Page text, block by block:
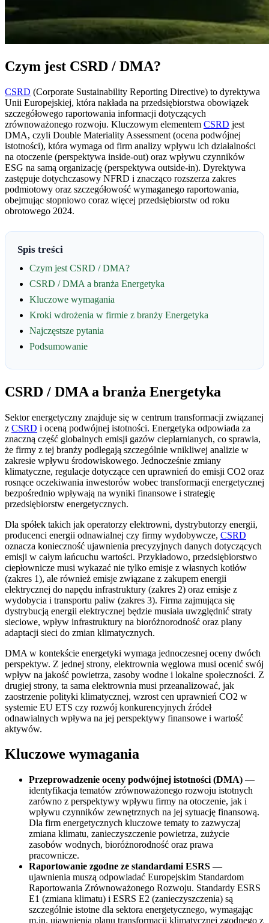
Czym jest CSRD / DMA?
CSRD (Corporate Sustainability Reporting Directive) to dyrektywa
Unii Europejskiej, która nakłada na przedsiębiorstwa obowiązek
szczegółowego raportowania informacji dotyczących
zrównoważonego rozwoju. Kluczowym elementem CSRD jest
DMA, czyli Double Materiality Assessment (ocena podwójnej
istotności), która wymaga od firm analizy wpływu ich działalności
na otoczenie (perspektywa inside-out) oraz wpływu czynników
ESG na samą organizację (perspektywa outside-in). Dyrektywa
zastępuje dotychczasowy NFRD i znacząco rozszerza zakres
podmiotowy oraz szczegółowość wymaganego raportowania,
obejmując stopniowo coraz więcej przedsiębiorstw od roku
obrotowego 2024.
Spis treści
Czym jest CSRD / DMA?
CSRD / DMA a branża Energetyka
Kluczowe wymagania
Kroki wdrożenia w firmie z branży Energetyka
Najczęstsze pytania
Podsumowanie
CSRD / DMA a branża Energetyka
Sektor energetyczny znajduje się w centrum transformacji związanej
z CSRD i oceną podwójnej istotności. Energetyka odpowiada za
znaczną część globalnych emisji gazów cieplarnianych, co sprawia,
że firmy z tej branży podlegają szczególnie wnikliwej analizie w
zakresie wpływu środowiskowego. Jednocześnie zmiany
klimatyczne, regulacje dotyczące cen uprawnień do emisji CO2 oraz
rosnące oczekiwania inwestorów wobec transformacji energetycznej
bezpośrednio wpływają na wyniki finansowe i strategię
przedsiębiorstw energetycznych.
Dla spółek takich jak operatorzy elektrowni, dystrybutorzy energii,
producenci energii odnawialnej czy firmy wydobywcze, CSRD
oznacza konieczność ujawnienia precyzyjnych danych dotyczących
emisji w całym łańcuchu wartości. Przykładowo, przedsiębiorstwo
ciepłownicze musi wykazać nie tylko emisje z własnych kotłów
(zakres 1), ale również emisje związane z zakupem energii
elektrycznej do napędu infrastruktury (zakres 2) oraz emisje z
wydobycia i transportu paliw (zakres 3). Firma zajmująca się
dystrybucją energii elektrycznej będzie musiała uwzględnić straty
sieciowe, wpływ infrastruktury na bioróżnorodność oraz plany
adaptacji sieci do zmian klimatycznych.
DMA w kontekście energetyki wymaga jednoczesnej oceny dwóch
perspektyw. Z jednej strony, elektrownia węglowa musi ocenić swój
wpływ na jakość powietrza, zasoby wodne i lokalne społeczności. Z
drugiej strony, ta sama elektrownia musi przeanalizować, jak
zaostrzenie polityki klimatycznej, wzrost cen uprawnień CO2 w
systemie EU ETS czy rozwój konkurencyjnych źródeł
odnawialnych wpływa na jej perspektywy finansowe i wartość
aktywów.
Kluczowe wymagania
Przeprowadzenie oceny podwójnej istotności (DMA) —
identyfikacja tematów zrównoważonego rozwoju istotnych
zarówno z perspektywy wpływu firmy na otoczenie, jak i
wpływu czynników zewnętrznych na jej sytuację finansową.
Dla firm energetycznych kluczowe tematy to zazwyczaj
zmiana klimatu, zanieczyszczenie powietrza, zużycie
zasobów wodnych, bioróżnorodność oraz prawa
pracownicze.
Raportowanie zgodne ze standardami ESRS —
ujawnienia muszą odpowiadać Europejskim Standardom
Raportowania Zrównoważonego Rozwoju. Standardy ESRS
E1 (zmiana klimatu) i ESRS E2 (zanieczyszczenia) są
szczególnie istotne dla sektora energetycznego, wymagając
m.in. ujawnienia planu transformacji klimatycznej zgodnego z